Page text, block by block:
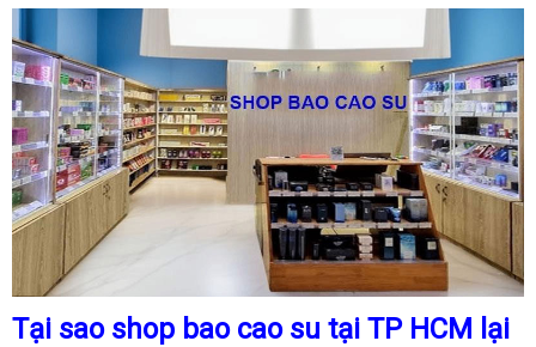
Tại sao shop bao cao su tại TP HCM lại